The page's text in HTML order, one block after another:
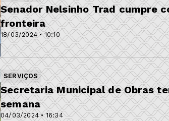
18/03/2024 • 10:10
Senador Nelsinho Trad cumpre
fronteira
SERVIÇOS
04/03/2024 • 16:34
Secretaria Municipal de Obras
semana